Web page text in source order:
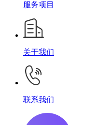
服务项目
关于我们
联系我们